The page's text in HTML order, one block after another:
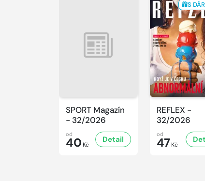
SPORT Magazín
- 32/2026
od
40 Kč
Detail
S
REFLEX -
32/2026
od
47 Kč